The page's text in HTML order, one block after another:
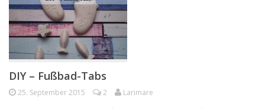
DIY – Fußbad-Tabs
25. September 2015 2 Larimare